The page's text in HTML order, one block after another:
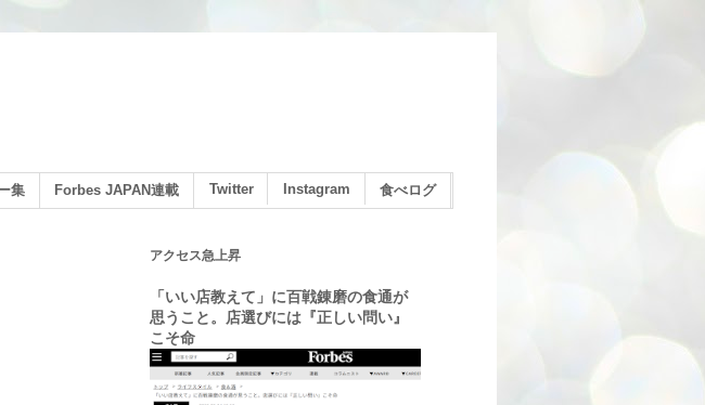
集 Forbes JAPAN連載 Twitter Instagram 食べログ
アクセス急上昇
「いい店教えて」に百戦錬磨の食通が
思うこと。店選びには『正しい問い』
こそ命